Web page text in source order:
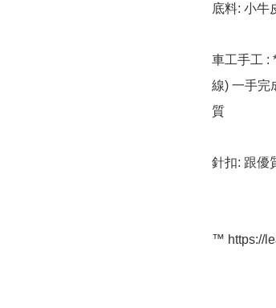
底料: 小牛
車工手工 :
線) 一手完
質
針扣: 跟優
™️ https://